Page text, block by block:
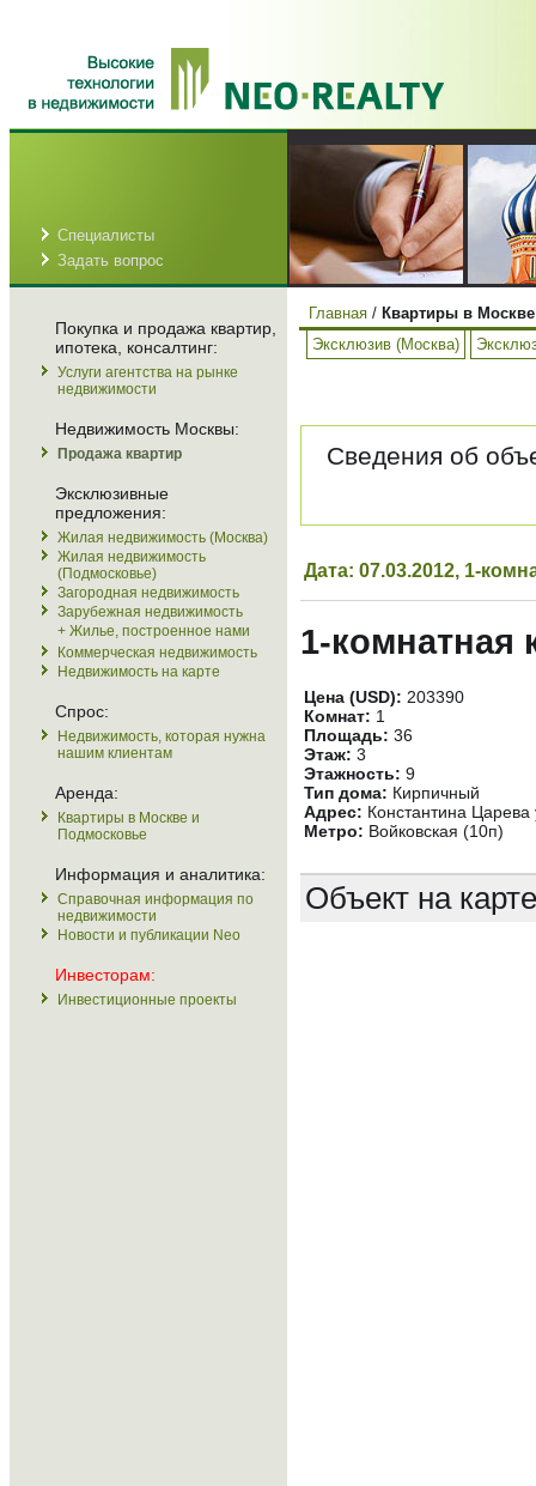
Специалисты
Задать вопрос
Покупка и продажа квартир,
ипотека, консалтинг:
Услуги агентства на рынке
недвижимости
Недвижимость Москвы:
Продажа квартир
Эксклюзивные
предложения:
Жилая недвижимость (Москва)
Жилая недвижимость
(Подмосковье)
Загородная недвижимость
Зарубежная недвижимость
+ Жилье, построенное нами
Коммерческая недвижимость
Недвижимость на карте
Спрос:
Недвижимость, которая нужна
нашим клиентам
Аренда:
Квартиры в Москве и
Подмосковье
Информация и аналитика:
Справочная информация по
недвижимости
Новости и публикации Neo
Инвесторам:
Инвестиционные проекты
Главная / Квартиры в
Эксклюзив (Москва)
Сведения об
Дата: 07.03.2012, 1-
1-комнатная
Цена (USD): 203390
Комнат: 1
Площадь: 36
Этаж: 3
Этажность: 9
Тип дома: Кирпичный
Адрес: Константина Царева
Метро: Войковская (10п)
Объект на карте